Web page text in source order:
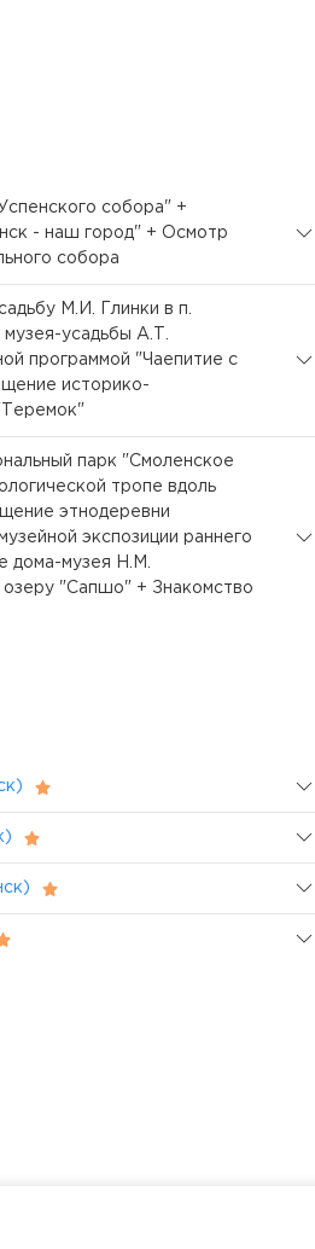
собора" +
- наш город" + Осмотр
собора
М.И. Глинки в п.
усадьбы А.Т.
программой "Чаепитие с
историко-
парк "Смоленское
тропе вдоль
этнодеревни
экспозиции раннего
дома-музея Н.М.
озеру "Сапшо" + Знакомство